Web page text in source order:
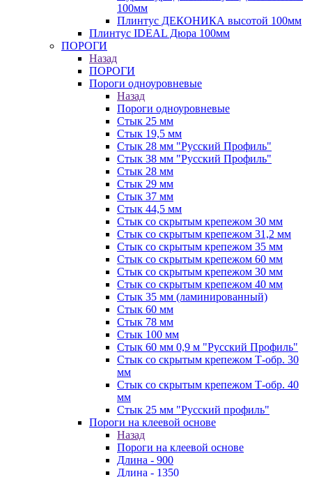
100мм
Плинтус ДЕКОНИКА высотой 100мм
Плинтус IDEAL Дюра 100мм
ПОРОГИ
Назад
ПОРОГИ
Пороги одноуровневые
Назад
Пороги одноуровневые
Стык 25 мм
Стык 19,5 мм
Стык 28 мм "Русский Профиль"
Стык 38 мм "Русский Профиль"
Стык 28 мм
Стык 29 мм
Стык 37 мм
Стык 44,5 мм
Стык со скрытым крепежом 30 мм
Стык со скрытым крепежом 31,2 мм
Стык со скрытым крепежом 35 мм
Стык со скрытым крепежом 60 мм
Стык со скрытым крепежом 30 мм
Стык со скрытым крепежом 40 мм
Стык 35 мм (ламинированный)
Стык 60 мм
Стык 78 мм
Стык 100 мм
Стык 60 мм 0,9 м "Русский Профиль"
Стык со скрытым крепежом Т-обр. 30
мм
Стык со скрытым крепежом Т-обр. 40
мм
Стык 25 мм "Русский профиль"
Пороги на клеевой основе
Назад
Пороги на клеевой основе
Длина - 900
Длина - 1350